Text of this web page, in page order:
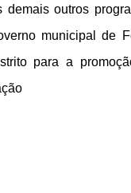
outros
municipal de
para a